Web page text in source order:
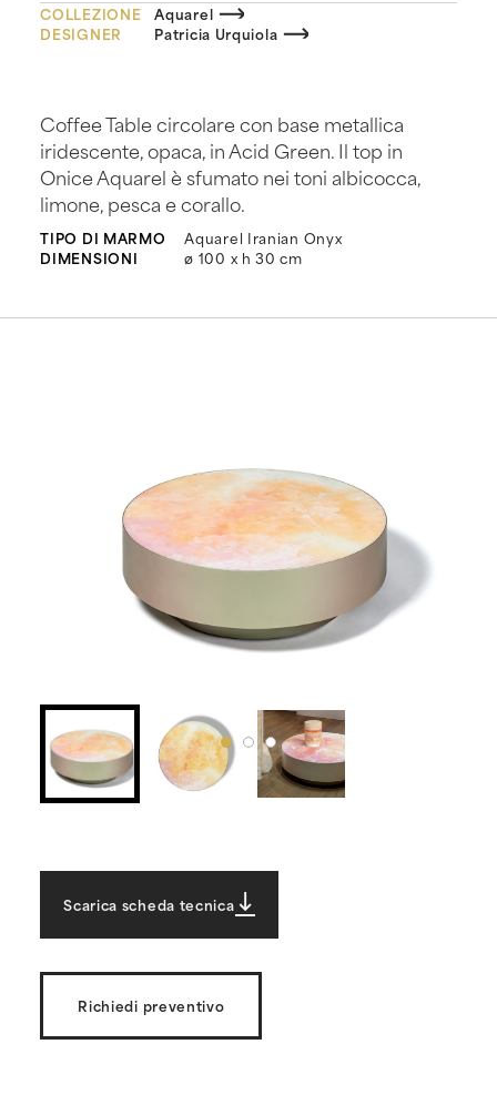
COLLEZIONE
Aquarel
DESIGNER
Patricia Urquiola
Coffee Table circolare con base metallica
iridescente, opaca, in Acid Green. Il top in
Onice Aquarel è sfumato nei toni albicocca,
limone, pesca e corallo.
TIPO DI MARMO
Aquarel Iranian Onyx
DIMENSIONI
ø 100 x h 30 cm
Scarica scheda tecnica
Richiedi preventivo